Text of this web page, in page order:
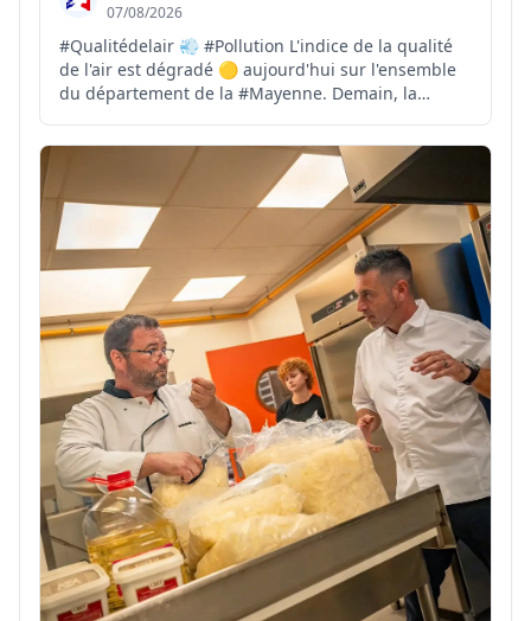
07/08/2026
#Qualitédelair 💨 #Pollution L'indice de la qualité
de l'air est dégradé 🟡 aujourd'hui sur l'ensemble
du département de la #Mayenne. Demain, la
🟡, avec quelques secteurs localisés où l'indice
pourra être mauvais 🔴. ℹ️ Plus d'infos 👉 http://air...